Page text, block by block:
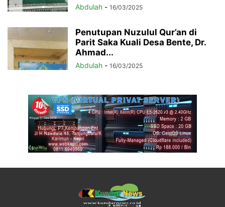
Abdulah - 16/03/2025
Penutupan Nuzulul Qur’an di
Parit Saka Kuali Desa Bente, Dr.
Ahmad...
Abdulah - 16/03/2025